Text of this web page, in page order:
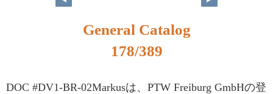
General Catalog
178/389
DOC #DV1-BR-02Markusは、PTW Freiburg GmbHの登